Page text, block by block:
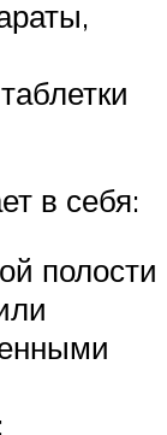
в себя:
полости